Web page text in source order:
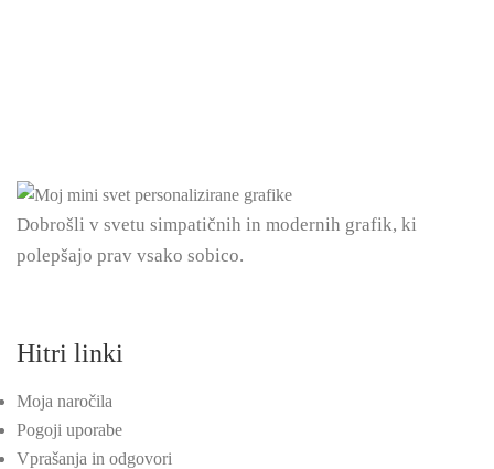
Dobrošli v svetu simpatičnih in modernih grafik, ki
polepšajo prav vsako sobico.
Hitri linki
Moja naročila
Pogoji uporabe
Vprašanja in odgovori